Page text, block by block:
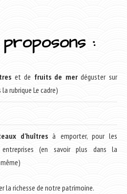
:
et de fruits de merdéguster sur
rubrique Le cadre)
d’huîtres à emporter, pour les
(en savoir plus dans la
la richesse de notre patrimoine.